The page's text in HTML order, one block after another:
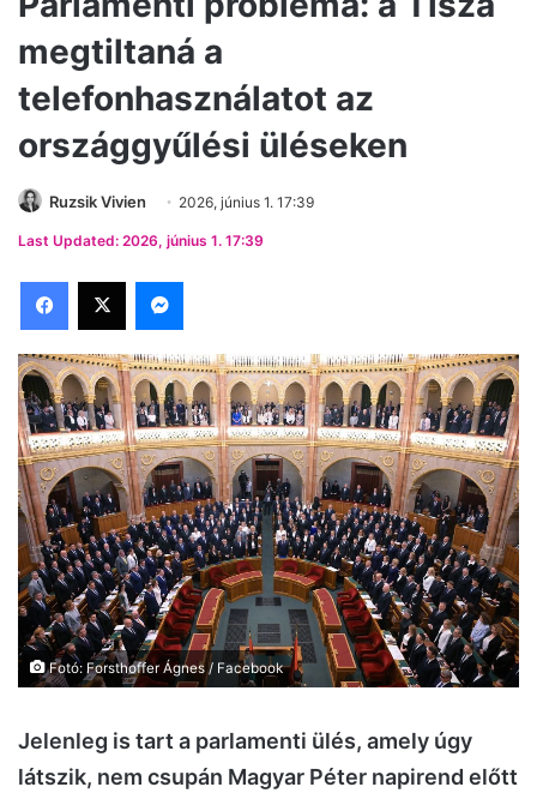
megtiltaná a
telefonhasználatot az
országgyűlési üléseken
Ruzsik Vivien 2026, június 1. 17:39
Last Updated: 2026, június 1. 17:39
Facebook
X Messenger
Fotó: Forsthoffer Ágnes / Facebook
Jelenleg is tart a parlamenti ülés, amely úgy
látszik, nem csupán Magyar Péter napirend előtt